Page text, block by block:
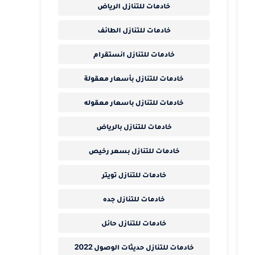
خادمات للتنازل الرياض
خادمات للتنازل الطائف
خادمات للتنازل انستقرام
خادمات للتنازل بأسعار معقولة
خادمات للتنازل باسعار معقوله
خادمات للتنازل بالرياض
خادمات للتنازل بسعر رخيص
خادمات للتنازل تويتر
خادمات للتنازل جده
خادمات للتنازل حائل
خادمات للتنازل حديثات الوصول 2022